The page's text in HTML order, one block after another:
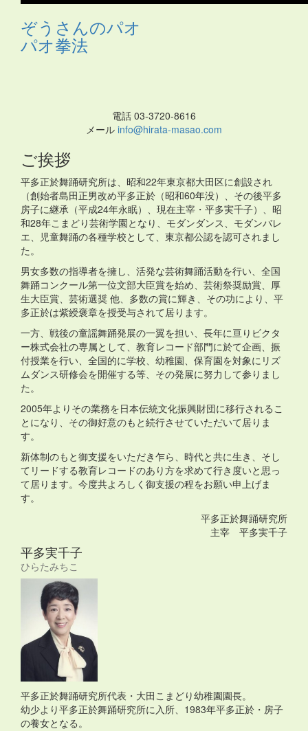
頭・鳴子・鳶口（とびぐち）・
ぞうさんのパオ
パオ拳法
電話 03-3720-8616
メール info@hirata-masao.com
ご挨拶
平多正於舞踊研究所は、昭和22年東京都大田区に創設され
（創始者島田正男改め平多正於（昭和60年没）、その後平多
房子に継承（平成24年永眠）、現在主宰・平多実千子）、昭
和28年こまどり芸術学園となり、モダンダンス、モダンバレ
エ、児童舞踊の各種学校として、東京都公認を認可されまし
た。
男女多数の指導者を擁し、活発な芸術舞踊活動を行い、全国
舞踊コンクール第一位文部大臣賞を始め、芸術祭奨励賞、厚
生大臣賞、芸術選奨 他、多数の賞に輝き、その功により、平
多正於は紫綬褒章を授受与されて居ります。
一方、戦後の童謡舞踊発展の一翼を担い、長年に亘りビクタ
ー株式会社の専属として、教育レコード部門に於て企画、振
付授業を行い、全国的に学校、幼稚園、保育園を対象にリズ
ムダンス研修会を開催する等、その発展に努力して参りまし
た。
2005年よりその業務を日本伝統文化振興財団に移行されるこ
とになり、その御好意のもと続行させていただいて居りま
す。
新体制のもと御支援をいただき乍ら、時代と共に生き、そし
てリードする教育レコードのあり方を求めて行き度いと思っ
て居ります。今度共よろしく御支援の程をお願い申上げま
す。
平多正於舞踊研究所
主宰 平多実千子
平多実千子
ひらたみちこ
平多正於舞踊研究所代表・大田こまどり幼稚園園長。
幼少より平多正於舞踊研究所に入所、1983年平多正於・房子
の養女となる。